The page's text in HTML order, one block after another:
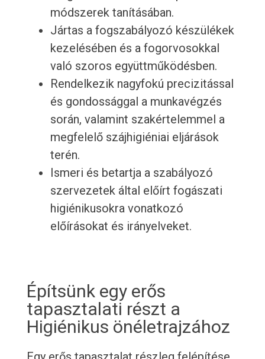
módszerek tanításában.
Jártas a fogszabályozó készülékek
kezelésében és a fogorvosokkal
való szoros együttműködésben.
Rendelkezik nagyfokú precizitással
és gondossággal a munkavégzés
során, valamint szakértelemmel a
megfelelő szájhigiéniai eljárások
terén.
Ismeri és betartja a szabályozó
szervezetek által előírt fogászati
higiénikusokra vonatkozó
előírásokat és irányelveket.
Építsünk egy erős
tapasztalati részt a
Higiénikus önéletrajzához